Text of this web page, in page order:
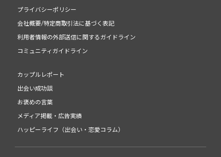
プライバシーポリシー
会社概要/特定商取引法に基づく表記
利用者情報の外部送信に関するガイドライン
コミュニティガイドライン
カップルレポート
出会い成功談
お褒めの言葉
メディア掲載・広告実績
ハッピーライフ（出会い・恋愛コラム）